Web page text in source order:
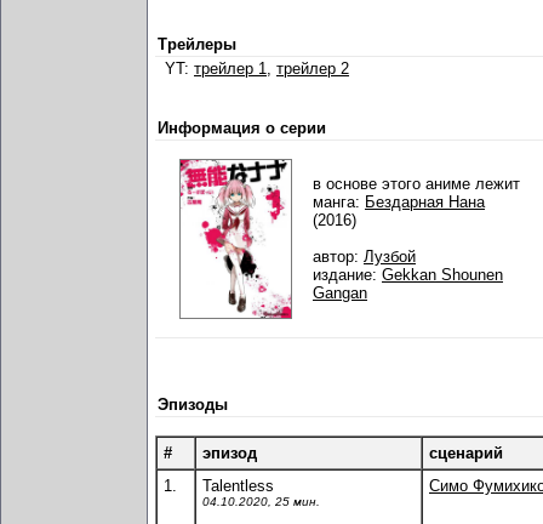
Трейлеры
YT: трейлер 1, трейлер 2
Информация о серии
в основе этого аниме лежит
манга: Бездарная Нана
(2016)
автор: Лузбой
издание: Gekkan Shounen
Gangan
Эпизоды
# эпизод
сценарий
1.
Talentless
04.10.2020, 25 мин.
Симо